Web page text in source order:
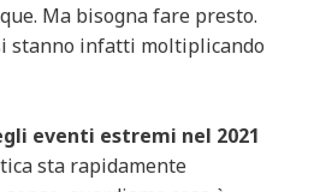
Ma bisogna fare presto.
stanno infatti moltiplicando
eventi estremi nel 2021
sta rapidamente